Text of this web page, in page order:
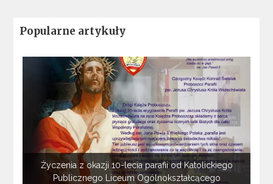
Popularne artykuły
Życzenia z okazji 10-lecia parafii od Katolickiego
Publicznego Liceum Ogólnokształcącego